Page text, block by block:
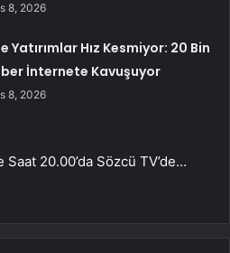
8, 2026
Yatırımlar Hız Kesmiyor: 20 Bin
İnternete Kavuşuyor
8, 2026
20.00’da Sözcü TV’de…